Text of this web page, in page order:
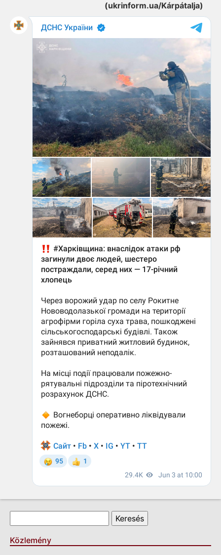
(ukrinform.ua/Kárpátalja)
Keresés űrlap
Közlemény